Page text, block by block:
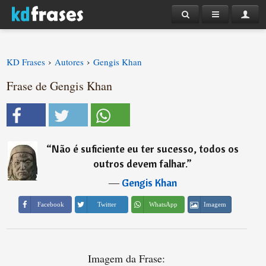
KD Frases › Autores › Gengis Khan
Frase de Gengis Khan
“Não é suficiente eu ter sucesso, todos os
outros devem falhar.”
―Gengis Khan
Facebook Twitter WhatsApp Imagem
Imagem da Frase: